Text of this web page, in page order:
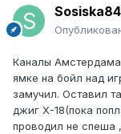
Sosiska84
Каналы
ямке на бойл над
замучил. Оставил
джиг X-18(пока
проводил не спеша